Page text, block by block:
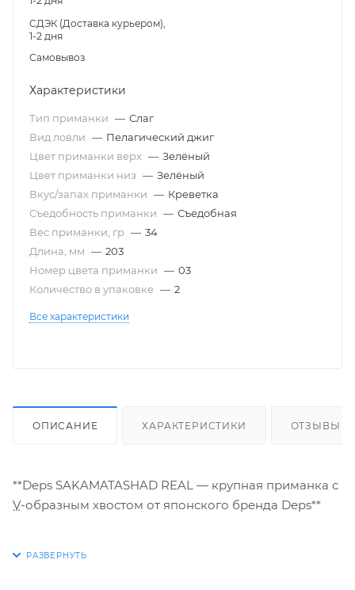
СДЭК (Доставка курьером),
1-2 дня
Самовывоз
Характеристики
Тип приманки — Слаг
Вид ловли — Пелагический джиг
Цвет приманки верх — Зелёный
Цвет приманки низ — Зелёный
Вкус/запах приманки — Креветка
Съедобность приманки — Съедобная
Вес приманки, гр — 34
Длина, мм — 203
Номер цвета приманки — 03
Количество в упаковке — 2
Все характеристики
ОПИСАНИЕ ХАРАКТЕРИСТИКИ ОТЗЫВЫ
**Deps SAKAMATASHAD REAL — крупная приманка с
V-образным хвостом от японского бренда Deps**